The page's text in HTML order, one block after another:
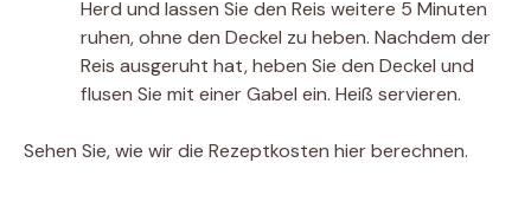
Herd und lassen Sie den Reis weitere 5 Minuten
ruhen, ohne den Deckel zu heben. Nachdem der
Reis ausgeruht hat, heben Sie den Deckel und
flusen Sie mit einer Gabel ein. Heiß servieren.
Sehen Sie, wie wir die Rezeptkosten hier berechnen.